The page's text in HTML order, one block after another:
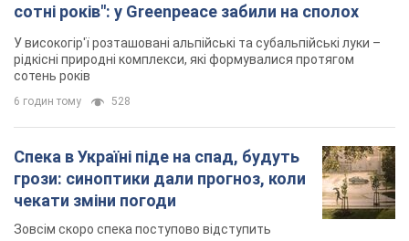
сотні років": у Greenpeace забили на сполох
У високогір'ї розташовані альпійські та субальпійські луки –
рідкісні природні комплекси, які формувалися протягом
сотень років
6 годин тому 528
Спека в Україні піде на спад, будуть
грози: синоптики дали прогноз, коли
чекати зміни погоди
Зовсім скоро спека поступово відступить